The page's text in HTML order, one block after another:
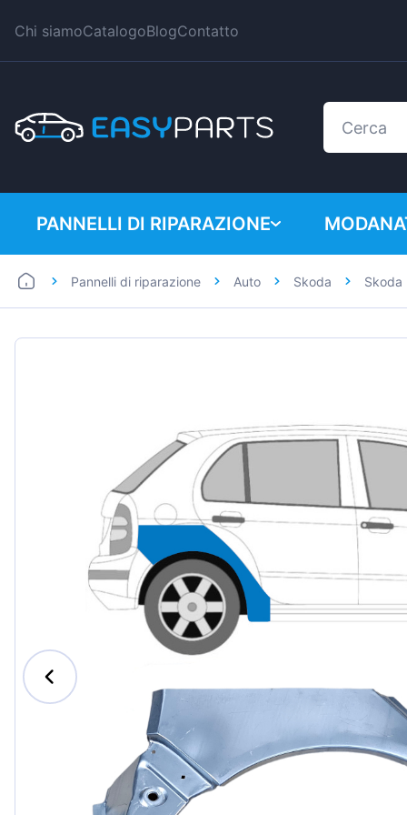
Chi siamoCatalogoBlogContatto
PANNELLI DI RIPARAZIONE
Auto
BMW
Ford
Honda
Hyundai
Jeep
Kia
Mazda
Nissan
Pannelli di riparazione Auto Skoda Skoda